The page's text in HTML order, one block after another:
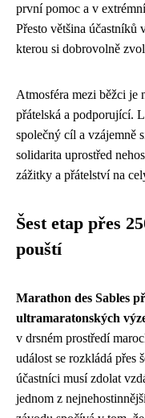
první pomoc a v
Přesto většina účastníků
kterou si dobrovolně
Atmosféra mezi běžci je
přátelská a podporující.
společný cíl a vzájemně
solidarita uprostřed
zážitky a přátelství na
Šest etap přes
pouští
Marathon des Sables
ultramaratonských
v drsném prostředí
událost se rozkládá přes
účastníci musí zdolat
jednom z